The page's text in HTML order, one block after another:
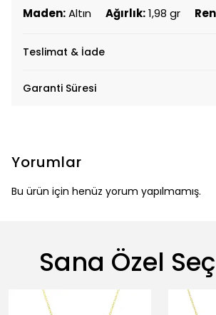
Maden:Altın Ağırlık:1,98 gr
Teslimat & İade
Garanti Süresi
Yorumlar
Bu ürün için henüz yorum yapılmamış.
Sana Özel